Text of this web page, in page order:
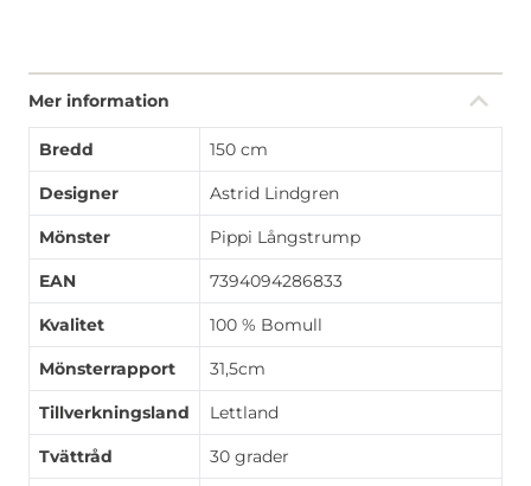
Mer information
Bredd 150 cm
Designer Astrid Lindgren
Mönster Pippi Långstrump
EAN 7394094286833
Kvalitet 100 % Bomull
Mönsterrapport 31,5cm
Tillverkningsland Lettland
Tvättråd 30 grader